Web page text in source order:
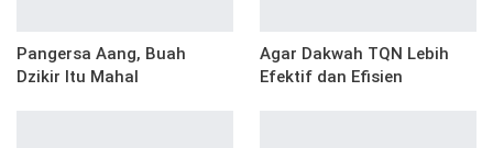
Pangersa Aang, Buah
Dzikir Itu Mahal
Agar Dakwah TQN Lebih
Efektif dan Efisien